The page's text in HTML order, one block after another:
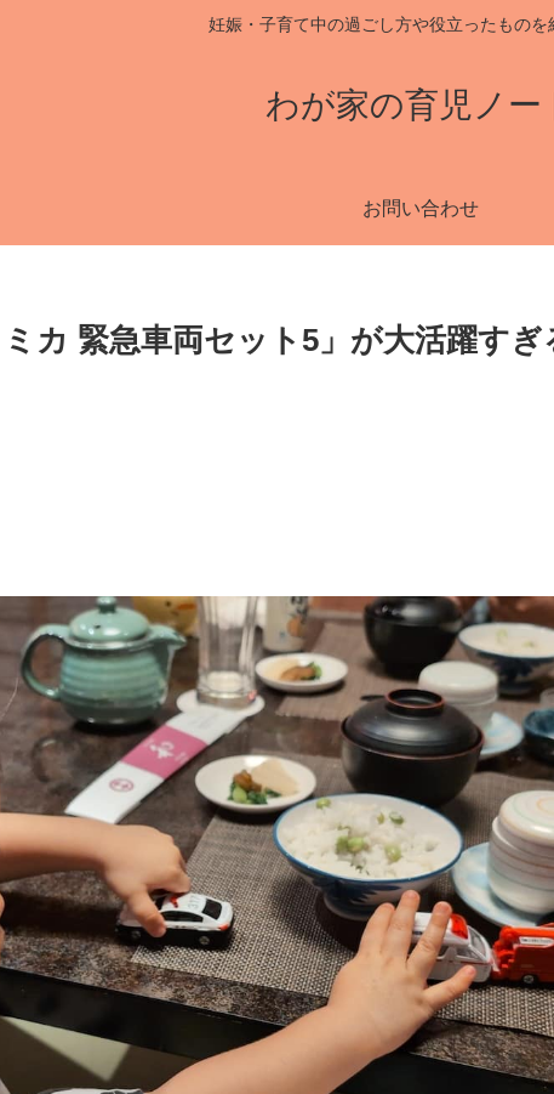
妊娠・子育て中の過ごし方や役立ったものを
わが家の育児ノー
お問い合わせ
カ 緊急車両セット5」が大活躍すぎ